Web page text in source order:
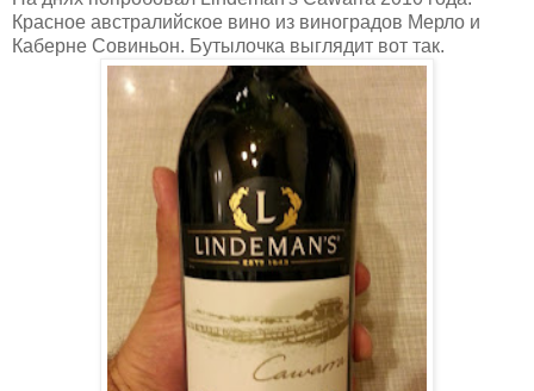
Красное австралийское вино из виноградов Мерло и
Каберне Совиньон. Бутылочка выглядит вот так.